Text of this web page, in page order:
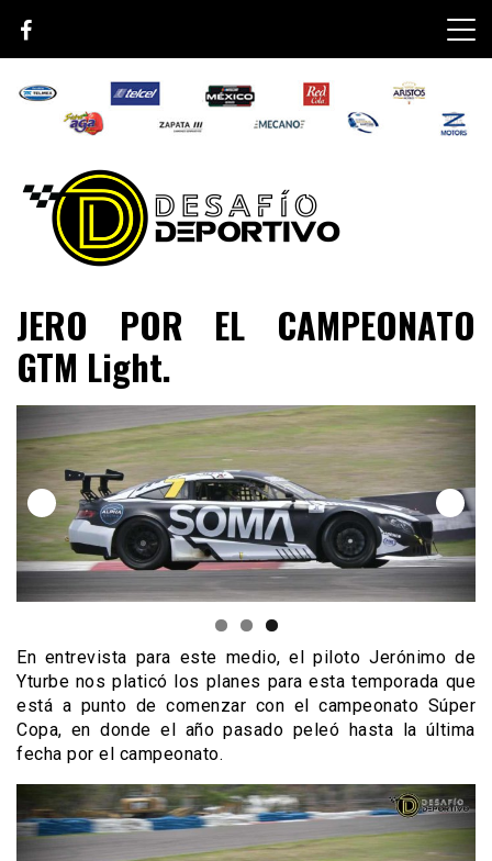
content
Desafío Deportivo
JERO POR EL CAMPEONATO
GTM Light.
En entrevista para este medio, el piloto Jerónimo de
Yturbe nos platicó los planes para esta temporada que
está a punto de comenzar con el campeonato Súper
Copa, en donde el año pasado peleó hasta la última
fecha por el campeonato.